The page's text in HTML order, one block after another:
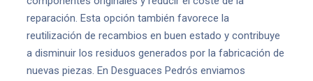
reparación. Esta opción también favorece la
reutilización de recambios en buen estado y contribuye
a disminuir los residuos generados por la fabricación de
nuevas piezas. En Desguaces Pedrós enviamos